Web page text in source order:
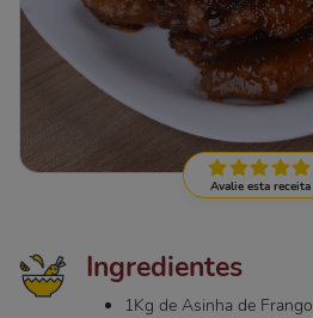
Avalie esta receita
Ingredientes
1Kg de Asinha de Frango